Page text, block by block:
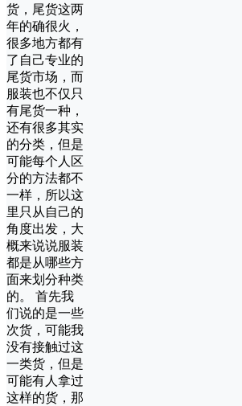
货，尾货这两
年的确很火，
很多地方都有
了自己专业的
尾货市场，而
服装也不仅只
有尾货一种，
还有很多其实
的分类，但是
可能每个人区
分的方法都不
一样，所以这
里只从自己的
角度出发，大
概来说说服装
都是从哪些方
面来划分种类
的。 首先我
们说的是一些
次货，可能我
没有接触过这
一类货，但是
可能有人拿过
这样的货，那